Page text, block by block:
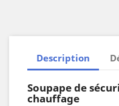
Description
Soupape de
chauffage